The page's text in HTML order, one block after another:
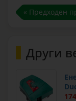
« Предходен
Други
174